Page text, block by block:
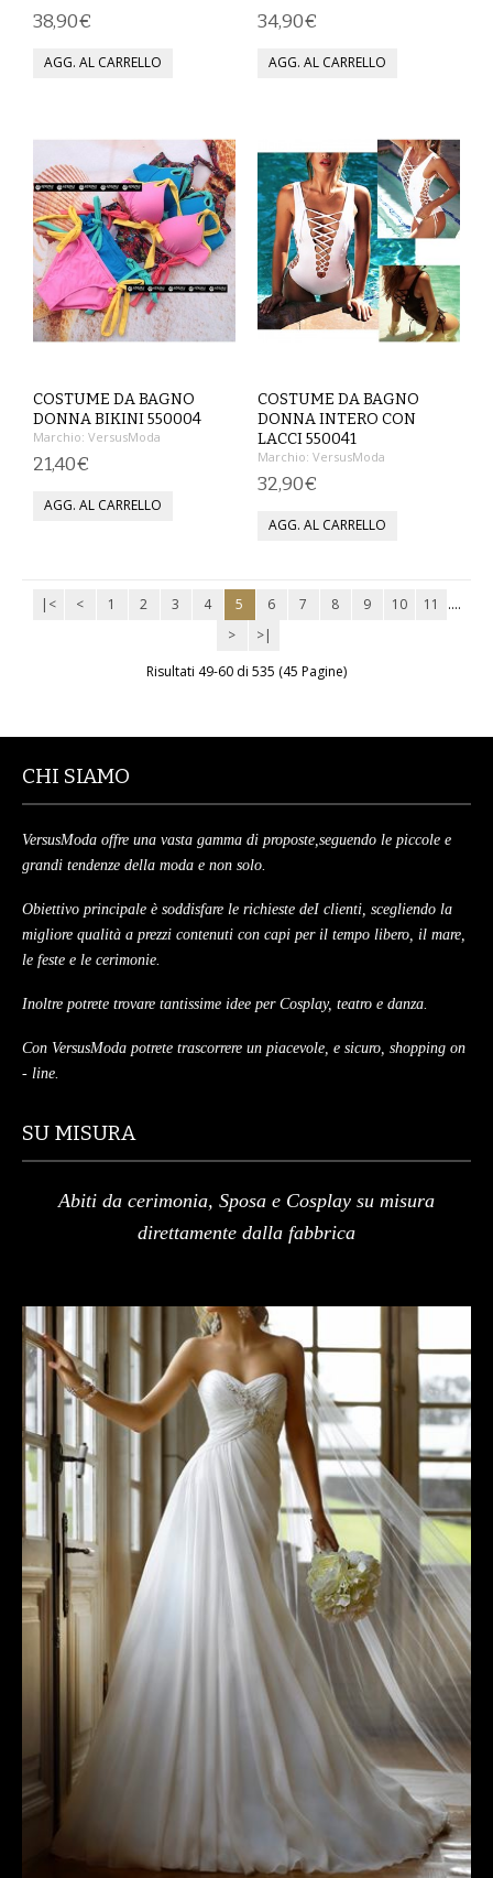
PIGIAMI
SCUOLA
TUTE E FELPE
UOMO
CAMICIE
CARNEVALE
DANZA
38,90€ 34,90€
COSTUME DA BAGNO
DONNA BIKINI 550004
Marchio: VersusModa
21,40€
COSTUME DA BAGNO
DONNA INTERO CON
LACCI 550041
Marchio: VersusModa
32,90€
|< < 1 2 3 4 5 6 7 8 9 10 11
....
>
>|
Risultati 49-60 di 535 (45 Pagine)
CHI SIAMO
VersusModa offre una vasta gamma di proposte,seguendo le piccole e
grandi tendenze della moda e non solo.
Obiettivo principale è soddisfare le richieste deI clienti, scegliendo la
migliore qualità a prezzi contenuti con capi per il tempo libero, il mare,
le feste e le cerimonie.
Inoltre potrete trovare tantissime idee per Cosplay, teatro e danza.
Con VersusModa potrete trascorrere un piacevole, e sicuro, shopping on
- line.
SU MISURA
Abiti da cerimonia, Sposa e Cosplay su misura
direttamente dalla fabbrica